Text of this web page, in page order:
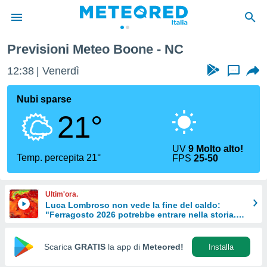
di
per
le
di
Web
Previsioni Meteo Boone - NC
12:38 Venerdì ...
Nubi sparse
21°
Temp. percepita 21°
UV9 Molto alto!
FPS25-50
Ultim'ora.
Luca Lombroso non vede la fine del caldo:
"Ferragosto 2026 potrebbe entrare nella storia.
Scarica GRATIS la app di Meteored! Installa